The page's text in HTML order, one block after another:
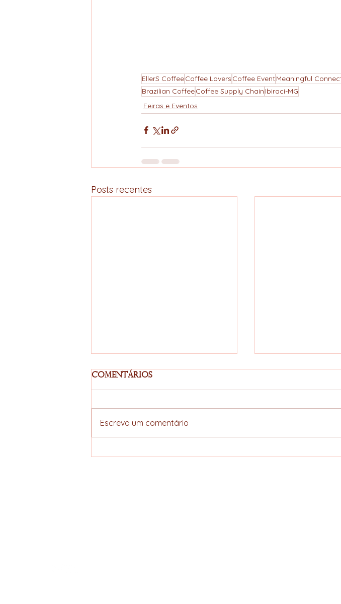
EllerS CoffeeCoffee Lovers Coffee EventMeaningful
Brazilian CoffeeCoffee Supply Chain Ibiraci-MG
Feiras e Eventos
Posts recentes
Comentários
Escreva um comentário